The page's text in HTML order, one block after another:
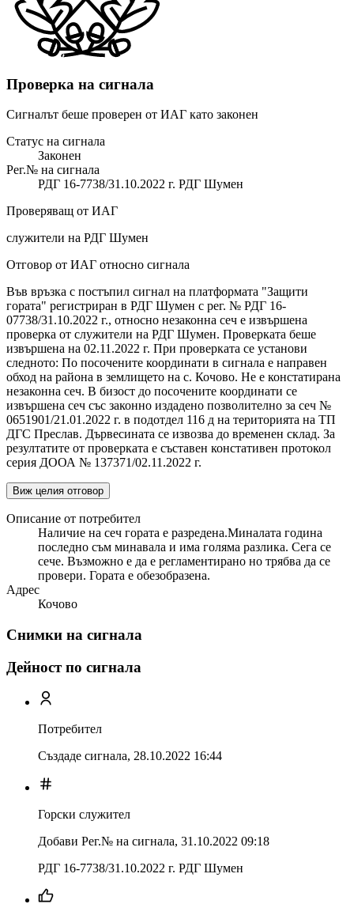
Проверка на сигнала
Сигналът беше проверен от ИАГ като законен
Статус на сигнала
Законен
Рег.№ на сигнала
РДГ 16-7738/31.10.2022 г. РДГ Шумен
Проверяващ от ИАГ
служители на РДГ Шумен
Отговор от ИАГ относно сигнала
Във връзка с постъпил сигнал на платформата "Защити
гората" регистриран в РДГ Шумен с рег. № РДГ 16-
07738/31.10.2022 г., относно незаконна сеч е извършена
проверка от служители на РДГ Шумен. Проверката беше
извършена на 02.11.2022 г. При проверката се установи
следното: По посочените координати в сигнала е направен
обход на района в землището на с. Кочово. Не е констатирана
незаконна сеч. В бизост до посочените координати се
извършена сеч със законно издадено позволително за сеч №
0651901/21.01.2022 г. в подотдел 116 д на територията на ТП
ДГС Преслав. Дървесината се извозва до временен склад. За
резултатите от проверката е съставен констативен протокол
серия ДООА № 137371/02.11.2022 г.
Виж целия отговор
Описание от потребител
Наличие на сеч гората е разредена.Миналата година
последно съм минавала и има голяма разлика. Сега се
сече. Възможно е да е регламентирано но трябва да се
провери. Гората е обезобразена.
Адрес
Кочово
Снимки на сигнала
Дейност по сигнала
Потребител
Създаде сигнала, 28.10.2022 16:44
Горски служител
Добави Рег.№ на сигнала, 31.10.2022 09:18
РДГ 16-7738/31.10.2022 г. РДГ Шумен